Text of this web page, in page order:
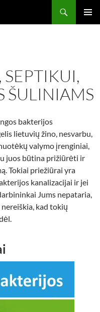
ŠULINIAMS
bakterijos
lietuvių žino, nesvarbu,
valymo įrenginiai,
juos būtina prižiūrėti ir
Tokiai priežiūrai yra
kanalizacijai ir jei
Jums nepataria,
kad tokių